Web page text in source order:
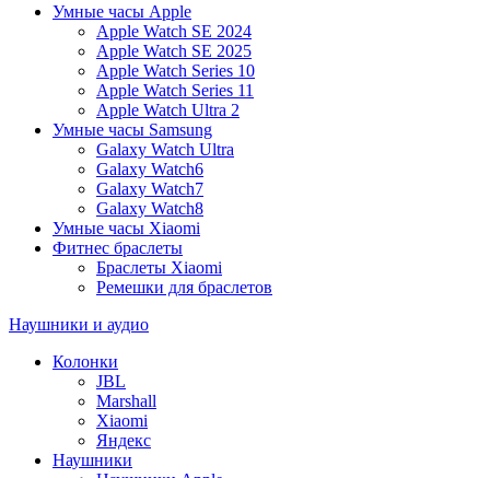
Умные часы Apple
Apple Watch SE 2024
Apple Watch SE 2025
Apple Watch Series 10
Apple Watch Series 11
Apple Watch Ultra 2
Умные часы Samsung
Galaxy Watch Ultra
Galaxy Watch6
Galaxy Watch7
Galaxy Watch8
Умные часы Xiaomi
Фитнес браслеты
Браслеты Xiaomi
Ремешки для браслетов
Наушники и аудио
Колонки
JBL
Marshall
Xiaomi
Яндекс
Наушники